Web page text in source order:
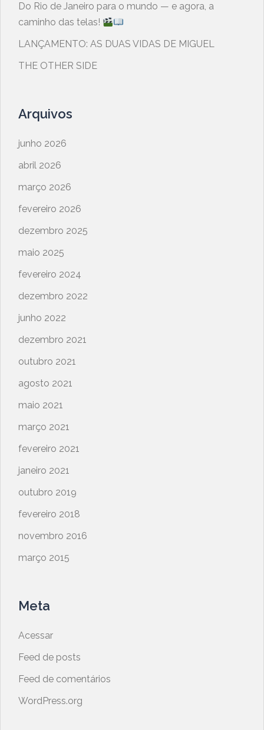
​Do Rio de Janeiro para o mundo — e agora, a
caminho das telas!
LANÇAMENTO: AS DUAS VIDAS DE MIGUEL
THE OTHER SIDE
Arquivos
junho 2026
abril 2026
março 2026
fevereiro 2026
dezembro 2025
maio 2025
fevereiro 2024
dezembro 2022
junho 2022
dezembro 2021
outubro 2021
agosto 2021
maio 2021
março 2021
fevereiro 2021
janeiro 2021
outubro 2019
fevereiro 2018
novembro 2016
março 2015
Meta
Acessar
Feed de posts
Feed de comentários
WordPress.org